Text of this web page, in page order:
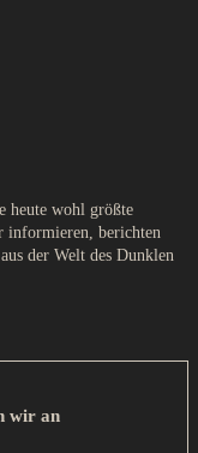
heute wohl größte
informieren, berichten
der Welt des Dunklen
wir an